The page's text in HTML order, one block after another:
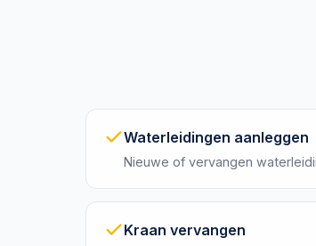
Waterleidingen aanleggen
Nieuwe of vervangen
Kraan vervangen